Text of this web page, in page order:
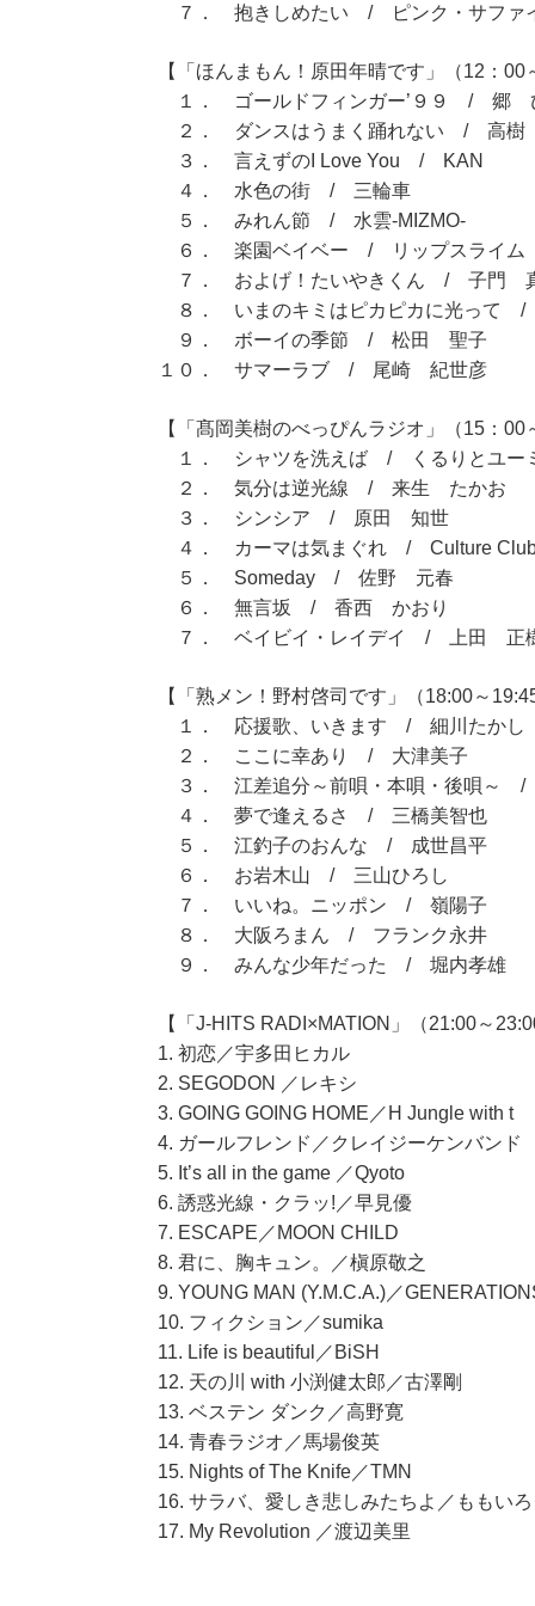
７． 抱きしめたい / ピンク・サファ
【「ほんまもん！原田年晴です」（12：00
１． ゴールドフィンガー’９９ / 郷
２． ダンスはうまく踊れない / 高
３． 言えずのI Love You / KAN
４． 水色の街 / 三輪車
５． みれん節 / 水雲-MIZMO-
６． 楽園ベイベー / リップスライム
７． およげ！たいやきくん / 子門
８． いまのキミはピカピカに光って
９． ボーイの季節 / 松田 聖子
１０． サマーラブ / 尾崎 紀世彦
【「髙岡美樹のべっぴんラジオ」（15：00
１． シャツを洗えば / くるりとユー
２． 気分は逆光線 / 来生 たかお
３． シンシア / 原田 知世
４． カーマは気まぐれ / Culture
５． Someday / 佐野 元春
６． 無言坂 / 香西 かおり
７． ベイビイ・レイデイ / 上田 正
【「熟メン！野村啓司です」（18:00～
１． 応援歌、いきます / 細川たかし
２． ここに幸あり / 大津美子
３． 江差追分～前唄・本唄・後唄～ /
４． 夢で逢えるさ / 三橋美智也
５． 江釣子のおんな / 成世昌平
６． お岩木山 / 三山ひろし
７． いいね。ニッポン / 嶺陽子
８． 大阪ろまん / フランク永井
９． みんな少年だった / 堀内孝雄
【「J-HITS RADI×MATION」（21:00～
1. 初恋／宇多田ヒカル
2. SEGODON ／レキシ
3. GOING GOING HOME／H Jungle with t
4. ガールフレンド／クレイジーケンバンド
5. It’s all in the game ／Qyoto
6. 誘惑光線・クラッ!／早見優
7. ESCAPE／MOON CHILD
8. 君に、胸キュン。／槇原敬之
9. YOUNG MAN (Y.M.C.A.)／
10. フィクション／sumika
11. Life is beautiful／BiSH
12. 天の川 with 小渕健太郎／古澤剛
13. ベステン ダンク／高野寛
14. 青春ラジオ／馬場俊英
15. Nights of The Knife／TMN
16. サラバ、愛しき悲しみたちよ／ももい
17. My Revolution ／渡辺美里